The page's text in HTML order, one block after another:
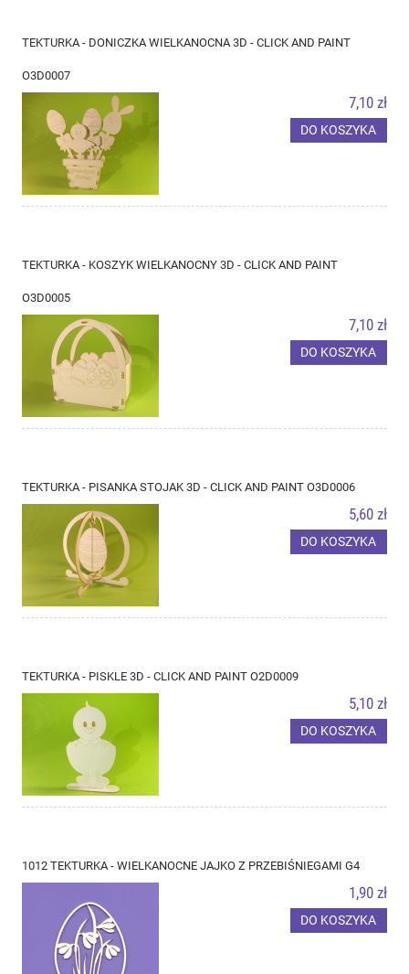
TEKTURKA - DONICZKA WIELKANOCNA 3D - CLICK AND PAINT
O3D0007
7,10 zł
DO KOSZYKA
TEKTURKA - KOSZYK WIELKANOCNY 3D - CLICK AND PAINT
O3D0005
7,10 zł
DO KOSZYKA
TEKTURKA - PISANKA STOJAK 3D - CLICK AND PAINT O3D0006
5,60 zł
DO KOSZYKA
TEKTURKA - PISKLE 3D - CLICK AND PAINT O2D0009
5,10 zł
DO KOSZYKA
1012 TEKTURKA - WIELKANOCNE JAJKO Z PRZEBIŚNIEGAMI G4
1,90 zł
DO KOSZYKA